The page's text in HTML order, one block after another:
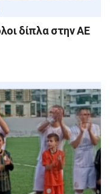
δίπλα στην ΑΕ